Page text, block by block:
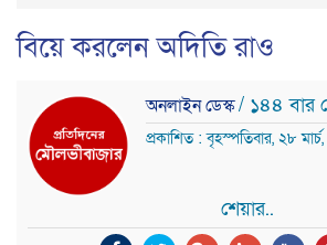
বিয়ে করলেন অদিতি রাও
অনলাইন ডেস্ক/ ১৪৪ বার
প্রকাশিত : বৃহস্পতিবার, ২৮
শেয়ার..